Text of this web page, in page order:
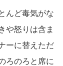
んど毒気がな
や怒りは含ま
ーに替えただ
ろのろと席に